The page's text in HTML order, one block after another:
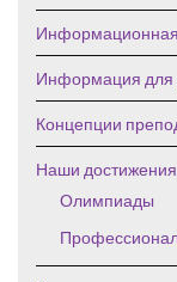
Информационная
Информация для
Концепции
Наши достижения
Олимпиады